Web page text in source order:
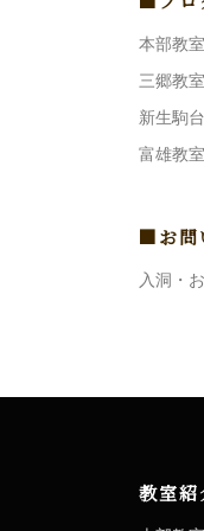
本部教室
三郷教室
新生駒
富雄教室
■お問
入洞・
教室紹